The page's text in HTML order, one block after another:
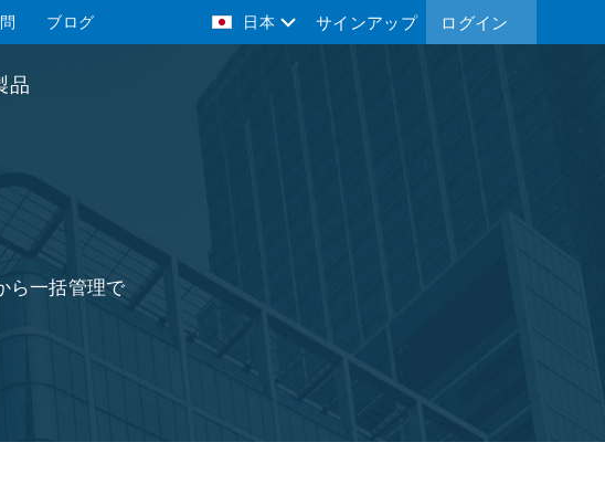
ブログ 日本 ログイン
サインアップ
品
ら一括管理で